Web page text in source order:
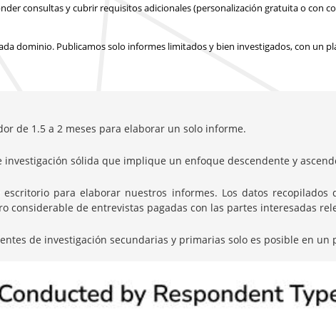
consultas y cubrir requisitos adicionales (personalización gratuita o con
dominio. Publicamos solo informes limitados y bien investigados, con un
de 1.5 a 2 meses para elaborar un solo informe.
sólida que implique un enfoque descendente y
para elaborar nuestros informes. Los datos
de entrevistas pagadas con las partes interesadas
de investigación secundarias y primarias solo es posible en un